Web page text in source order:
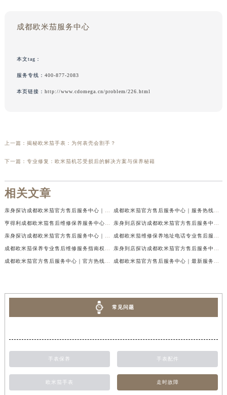
成都欧米茄服务中心
本文tag：
服务专线： 400-877-2083
本页链接： http://www.cdomega.cn/problem/226.html
上一篇： 揭秘欧米茄手表：为何表壳会割手？
下一篇： 专业修复：欧米茄机芯受损后的解决方案与保养秘籍
相关文章
常见问题
手表保养 手表配件
欧米茄手表 走时故障